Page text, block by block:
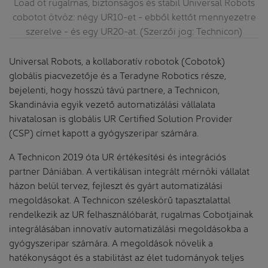
cobotot ötvöz: négy UR10-et - ebből kettőt mennyezetre
szerelve - és egy UR20-at. (Szerzői jog: Technicon)
Universal Robots, a kollaboratív robotok (Cobotok)
globális piacvezetője és a Teradyne Robotics része,
bejelenti, hogy hosszú távú partnere, a Technicon,
Skandinávia egyik vezető automatizálási vállalata
hivatalosan is globális UR Certified Solution Provider
(CSP) címet kapott a gyógyszeripar számára.
A Technicon 2019 óta UR értékesítési és integrációs
partner Dániában. A vertikálisan integrált mérnöki vállalat
házon belül tervez, fejleszt és gyárt automatizálási
megoldásokat. A Technicon széleskörű tapasztalattal
rendelkezik az UR felhasználóbarát, rugalmas Cobotjainak
integrálásában innovatív automatizálási megoldásokba a
gyógyszeripar számára. A megoldások növelik a
hatékonyságot és a stabilitást az élet tudományok teljes